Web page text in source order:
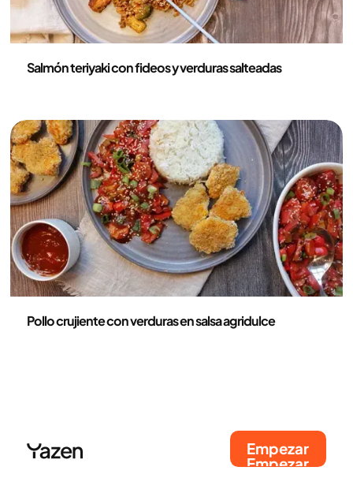
Salmón teriyaki con fideos y verduras salteadas
Pollo crujiente con verduras en salsa agridulce
Empezar
Empezar